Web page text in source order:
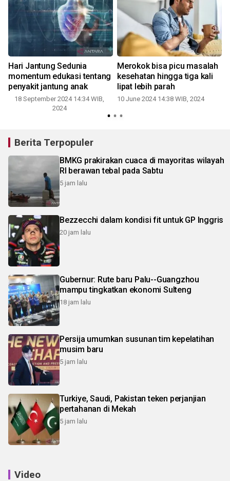
Hari Jantung Sedunia
momentum edukasi tentang
penyakit jantung anak
18 September 2024 14:34 WIB,
2024
Merokok bisa picu masalah
kesehatan hingga tiga kali
lipat lebih parah
10 June 2024 14:38 WIB, 2024
Berita Terpopuler
BMKG prakirakan cuaca di mayoritas wilayah
RI berawan tebal pada Sabtu
5 jam lalu
Bezzecchi dalam kondisi fit untuk GP Inggris
20 jam lalu
Gubernur: Rute baru Palu--Guangzhou
mampu tingkatkan ekonomi Sulteng
18 jam lalu
Persija umumkan susunan tim kepelatihan
musim baru
5 jam lalu
Turkiye, Saudi, Pakistan teken perjanjian
pertahanan di Mekah
5 jam lalu
Video